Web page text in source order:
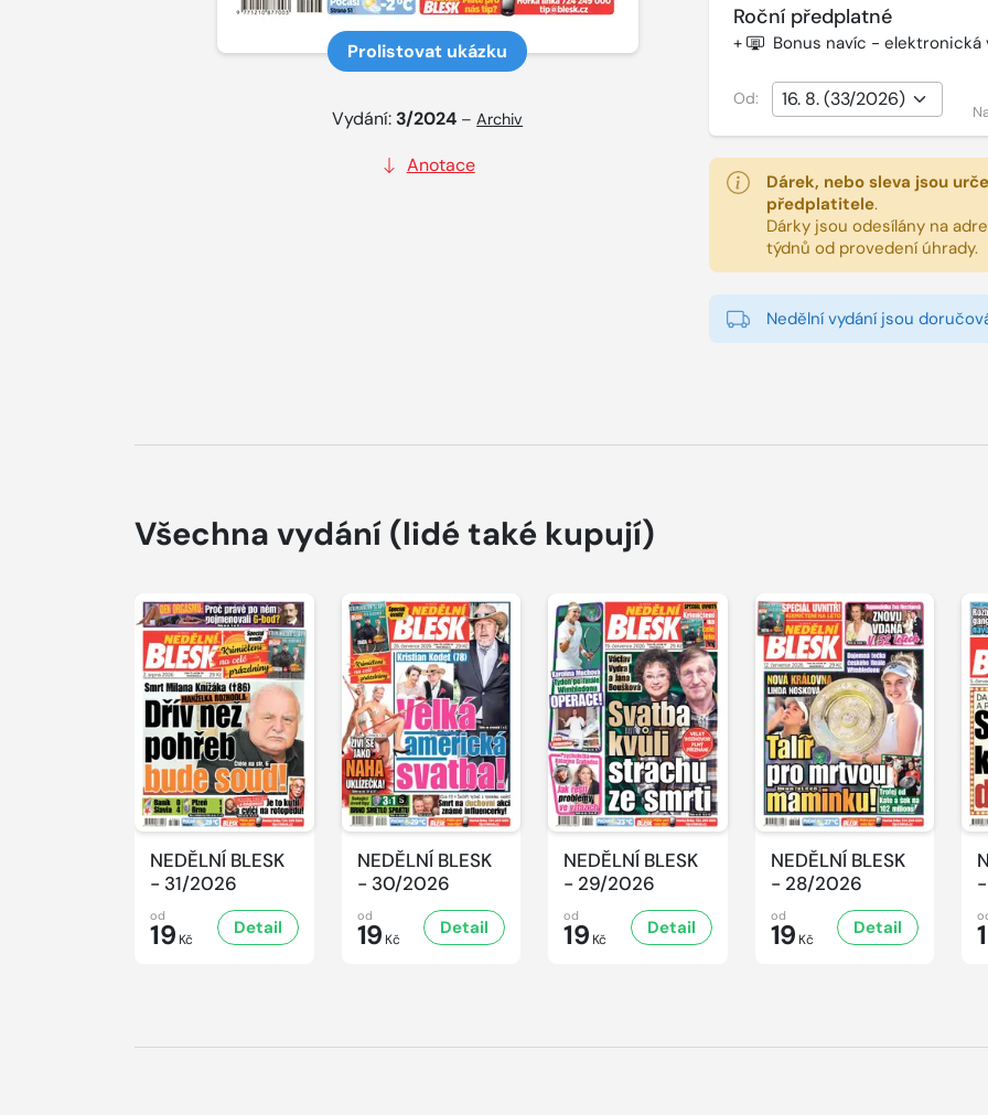
Prolistovat ukázku
Vydání: 3/2024 –Archiv
Anotace
Roční předplatné
+ Bonus navíc - elektronická
Od:
Dárek, nebo sleva jsou
předplatitele.
Dárky jsou odesílány na
týdnů od provedení úhrady.
Nedělní vydání jsou
Všechna vydání (lidé také kupují)
NEDĚLNÍ BLESK
- 31/2026
od
19 Kč
Detail
NEDĚLNÍ BLESK
- 30/2026
od
19 Kč
Detail
NEDĚLNÍ BLESK
- 29/2026
od
19 Kč
Detail
NEDĚLNÍ BLESK
- 28/2026
od
19 Kč
Detail